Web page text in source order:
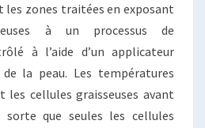
zones traitées en exposant
à un processus de
à l’aide d’un applicateur
la peau. Les températures
les cellules graisseuses avant
que seules les cellules